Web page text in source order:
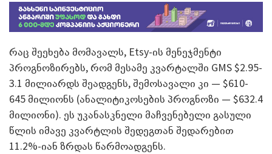
რაც შეეხება მომავალს, Etsy-ის მენეჯმენტი
პროგნოზირებს, რომ მესამე კვარტალში GMS $2.95-
3.1 მილიარდს შეადგენს, შემოსავალი კი — $610-
645 მილიონს (ანალიტიკოსების პროგნოზი — $632.4
მილიონი). ეს უკანასკნელი მაჩვენებელი გასული
წლის იმავე კვარტლის შედეგთან შედარებით
11.2%-იან ზრდას წარმოადგენს.